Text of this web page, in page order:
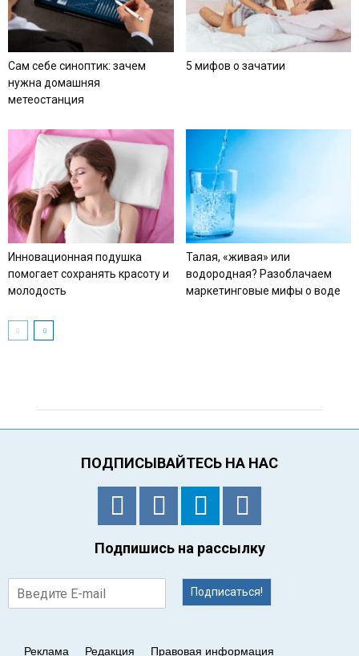
Сам себе синоптик: зачем
нужна домашняя
метеостанция
5 мифов о зачатии
Инновационная подушка
помогает сохранять красоту и
молодость
Талая, «живая» или
водородная? Разоблачаем
маркетинговые мифы о воде
ПОДПИСЫВАЙТЕСЬ НА НАС
Подпишись на рассылку
Подписаться!
Реклама Редакция Правовая информация